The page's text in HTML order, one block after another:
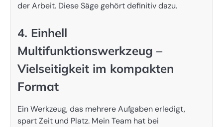
der Arbeit. Diese Säge gehört definitiv dazu.
4. Einhell
Multifunktionswerkzeug –
Vielseitigkeit im kompakten
Format
Ein Werkzeug, das mehrere Aufgaben erledigt,
spart Zeit und Platz. Mein Team hat bei